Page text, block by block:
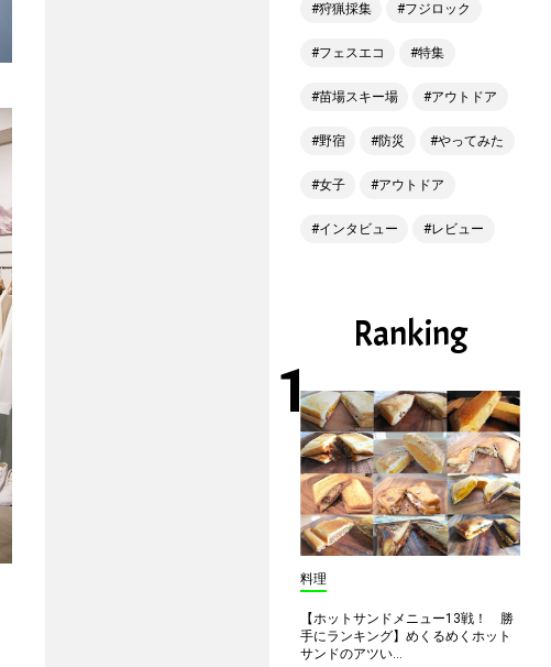
狩猟採集 フジロック
フェスエコ 特集
苗場スキー場 アウトドア
野宿 防災 やってみた
女子 アウトドア
インタビュー レビュー
Ranking
料理
【ホットサンドメニュー13戦！ 勝
手にランキング】めくるめくホット
サンドのアツい...